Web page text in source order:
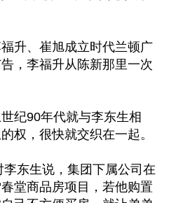
升、崔旭成立时代兰顿广
，李福升从陈新那里一次
纪90年代就与李东生相
权，很快就交织在一起。
东生说，集团下属公司在
堂商品房项目，若他购置